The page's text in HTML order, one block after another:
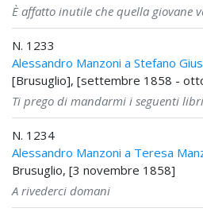
È affatto inutile che quella giovane
N. 1233
Alessandro Manzoni a Stefano
[Brusuglio], [settembre 1858 -
Ti prego di mandarmi i seguenti libri
N. 1234
Alessandro Manzoni a Teresa
Brusuglio, [3 novembre 1858]
A rivederci domani